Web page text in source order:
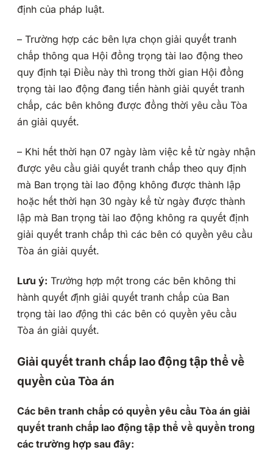
định của pháp luật.
– Trường hợp các bên lựa chọn giải quyết tranh
chấp thông qua Hội đồng trọng tài lao động theo
quy định tại Điều này thì trong thời gian Hội đồng
trọng tài lao động đang tiến hành giải quyết tranh
chấp, các bên không được đồng thời yêu cầu Tòa
án giải quyết.
– Khi hết thời hạn 07 ngày làm việc kể từ ngày nhận
được yêu cầu giải quyết tranh chấp theo quy định
mà Ban trọng tài lao động không được thành lập
hoặc hết thời hạn 30 ngày kể từ ngày được thành
lập mà Ban trọng tài lao động không ra quyết định
giải quyết tranh chấp thì các bên có quyền yêu cầu
Tòa án giải quyết.
Lưu ý: Trường hợp một trong các bên không thi
hành quyết định giải quyết tranh chấp của Ban
trọng tài lao động thì các bên có quyền yêu cầu
Tòa án giải quyết.
Giải quyết tranh chấp lao động tập thể về
quyền của Tòa án
Các bên tranh chấp có quyền yêu cầu Tòa án giải
quyết tranh chấp lao động tập thể về quyền trong
các trường hợp sau đây: